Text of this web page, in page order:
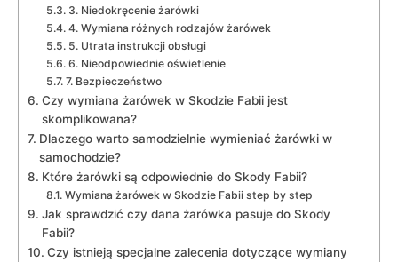
3. Niedokręcenie ⁤żarówki
4. Wymiana różnych rodzajów żarówek
5. Utrata instrukcji obsługi
6. Nieodpowiednie oświetlenie
7.‌ Bezpieczeństwo
Czy wymiana żarówek ⁣w Skodzie Fabii ⁤jest
skomplikowana?
Dlaczego warto samodzielnie wymieniać żarówki w
samochodzie?
Które żarówki są odpowiednie do Skody⁢ Fabii?
Wymiana żarówek w⁣ Skodzie Fabii step by step
Jak sprawdzić ⁢czy dana żarówka pasuje do Skody
Fabii?
Czy istnieją specjalne zalecenia dotyczące ‌wymiany